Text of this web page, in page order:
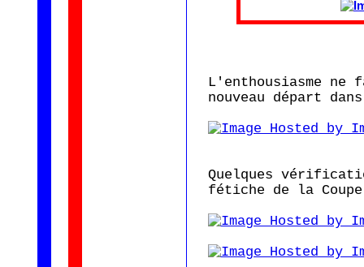
L'enthousiasme
nouveau départ
Quelques
fétiche de la